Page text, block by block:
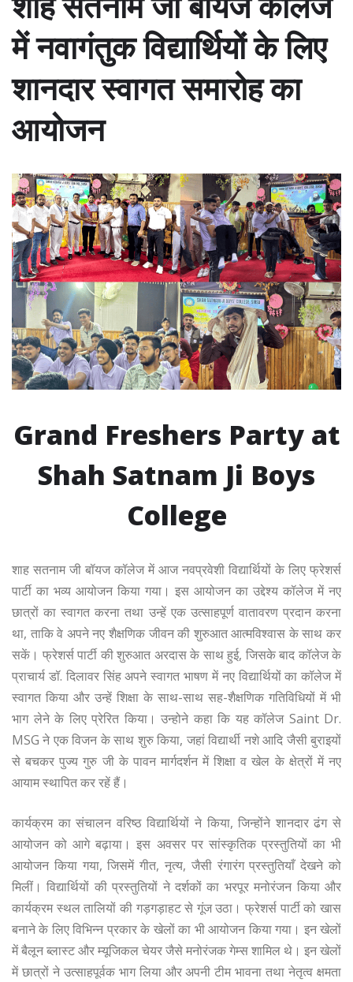
में नवागंतुक विद्यार्थियों के लिए
शानदार स्वागत समारोह का
आयोजन
Grand Freshers Party at
Shah Satnam Ji Boys
College
शाह सतनाम जी बॉयज कॉलेज में आज नवप्रवेशी विद्यार्थियों के लिए फ्रेशर्स
पार्टी का भव्य आयोजन किया गया। इस आयोजन का उद्देश्य कॉलेज में नए
छात्रों का स्वागत करना तथा उन्हें एक उत्साहपूर्ण वातावरण प्रदान करना
था, ताकि वे अपने नए शैक्षणिक जीवन की शुरुआत आत्मविश्वास के साथ कर
सकें। फ्रेशर्स पार्टी की शुरुआत अरदास के साथ हुई, जिसके बाद कॉलेज के
प्राचार्य डॉ. दिलावर सिंह अपने स्वागत भाषण में नए विद्यार्थियों का कॉलेज में
स्वागत किया और उन्हें शिक्षा के साथ-साथ सह-शैक्षणिक गतिविधियों में भी
भाग लेने के लिए प्रेरित किया। उन्होने कहा कि यह कॉलेज Saint Dr.
MSG ने एक विजन के साथ शुरु किया, जहां विद्यार्थी नशे आदि जैसी बुराइयों
से बचकर पुज्य गुरु जी के पावन मार्गदर्शन में शिक्षा व खेल के क्षेत्रों में नए
आयाम स्थापित कर रहें हैं।
कार्यक्रम का संचालन वरिष्ठ विद्यार्थियों ने किया, जिन्होंने शानदार ढंग से
आयोजन को आगे बढ़ाया। इस अवसर पर सांस्कृतिक प्रस्तुतियों का भी
आयोजन किया गया, जिसमें गीत, नृत्य, जैसी रंगारंग प्रस्तुतियाँ देखने को
मिलीं। विद्यार्थियों की प्रस्तुतियों ने दर्शकों का भरपूर मनोरंजन किया और
कार्यक्रम स्थल तालियों की गड़गड़ाहट से गूंज उठा। फ्रेशर्स पार्टी को खास
बनाने के लिए विभिन्न प्रकार के खेलों का भी आयोजन किया गया। इन खेलों
में बैलून ब्लास्ट और म्यूजिकल चेयर जैसे मनोरंजक गेम्स शामिल थे। इन खेलों
में छात्रों ने उत्साहपूर्वक भाग लिया और अपनी टीम भावना तथा नेतृत्व क्षमता